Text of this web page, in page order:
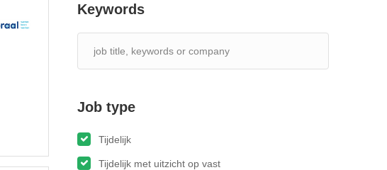
Keywords
Job type
Tijdelijk
Tijdelijk met uitzicht op vast